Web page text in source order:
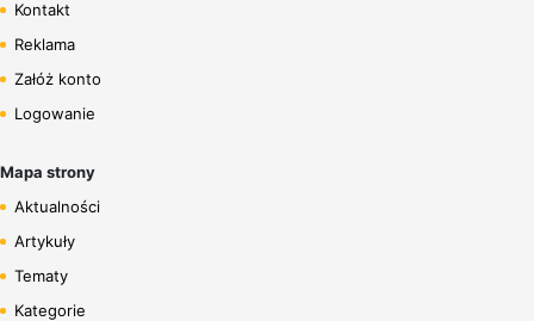
Kontakt
Reklama
Załóż konto
Logowanie
Mapa strony
Aktualności
Artykuły
Tematy
Kategorie